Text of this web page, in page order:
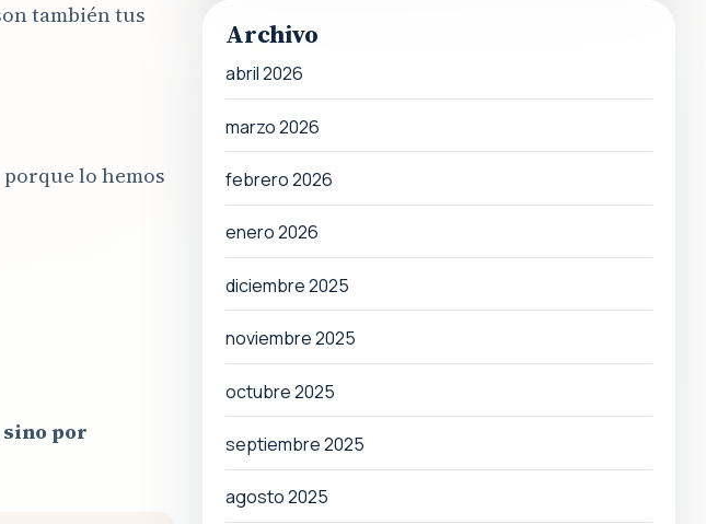
también tus
lo hemos
por
Archivo
abril 2026
marzo 2026
febrero 2026
enero 2026
diciembre 2025
noviembre 2025
octubre 2025
septiembre 2025
agosto 2025